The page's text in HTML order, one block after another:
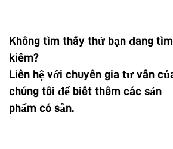
Không tìm thấy thứ bạn đang tìm
kiếm?
Liên hệ với chuyên gia tư vấn
chúng tôi để biết thêm các sản
phẩm có sẵn.